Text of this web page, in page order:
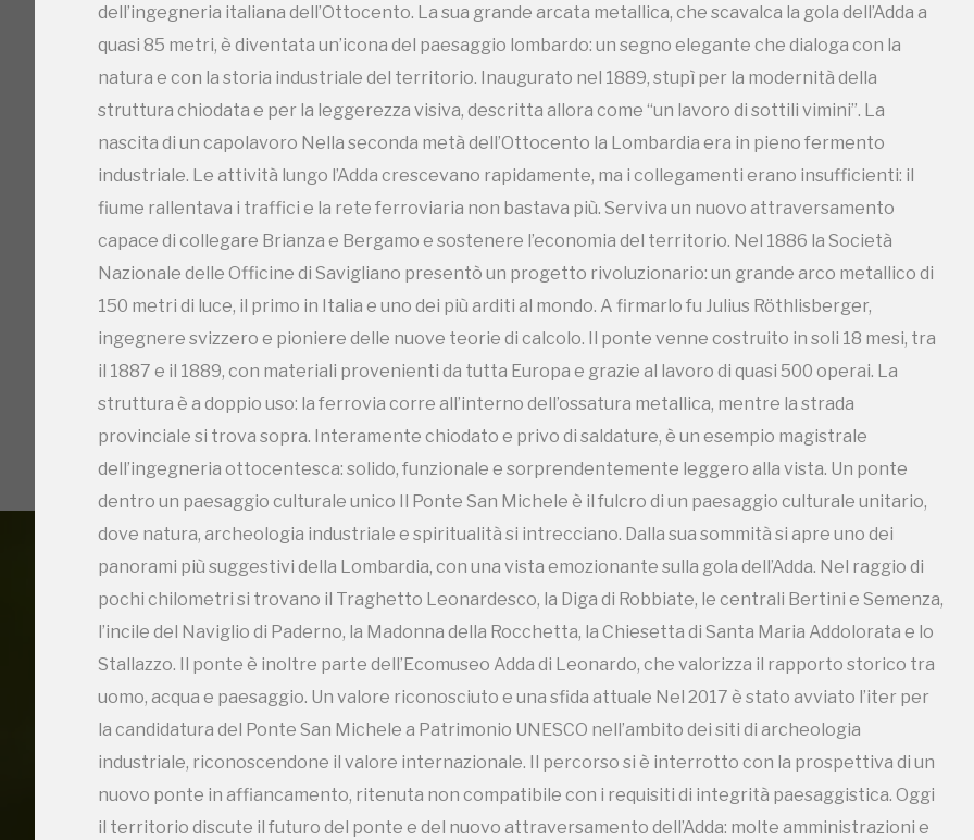
dell’ingegneria italiana dell’Ottocento. La sua grande arcata metallica, che scavalca la gola dell’Adda a
quasi 85 metri, è diventata un’icona del paesaggio lombardo: un segno elegante che dialoga con la
natura e con la storia industriale del territorio. Inaugurato nel 1889, stupì per la modernità della
struttura chiodata e per la leggerezza visiva, descritta allora come “un lavoro di sottili vimini”. La
nascita di un capolavoro Nella seconda metà dell’Ottocento la Lombardia era in pieno fermento
industriale. Le attività lungo l’Adda crescevano rapidamente, ma i collegamenti erano insufficienti: il
fiume rallentava i traffici e la rete ferroviaria non bastava più. Serviva un nuovo attraversamento
capace di collegare Brianza e Bergamo e sostenere l’economia del territorio. Nel 1886 la Società
Nazionale delle Officine di Savigliano presentò un progetto rivoluzionario: un grande arco metallico di
150 metri di luce, il primo in Italia e uno dei più arditi al mondo. A firmarlo fu Julius Röthlisberger,
ingegnere svizzero e pioniere delle nuove teorie di calcolo. Il ponte venne costruito in soli 18 mesi, tra
il 1887 e il 1889, con materiali provenienti da tutta Europa e grazie al lavoro di quasi 500 operai. La
struttura è a doppio uso: la ferrovia corre all’interno dell’ossatura metallica, mentre la strada
provinciale si trova sopra. Interamente chiodato e privo di saldature, è un esempio magistrale
dell’ingegneria ottocentesca: solido, funzionale e sorprendentemente leggero alla vista. Un ponte
dentro un paesaggio culturale unico Il Ponte San Michele è il fulcro di un paesaggio culturale unitario,
dove natura, archeologia industriale e spiritualità si intrecciano. Dalla sua sommità si apre uno dei
panorami più suggestivi della Lombardia, con una vista emozionante sulla gola dell’Adda. Nel raggio di
pochi chilometri si trovano il Traghetto Leonardesco, la Diga di Robbiate, le centrali Bertini e Semenza,
l’incile del Naviglio di Paderno, la Madonna della Rocchetta, la Chiesetta di Santa Maria Addolorata e lo
Stallazzo. Il ponte è inoltre parte dell’Ecomuseo Adda di Leonardo, che valorizza il rapporto storico tra
uomo, acqua e paesaggio. Un valore riconosciuto e una sfida attuale Nel 2017 è stato avviato l’iter per
la candidatura del Ponte San Michele a Patrimonio UNESCO nell’ambito dei siti di archeologia
industriale, riconoscendone il valore internazionale. Il percorso si è interrotto con la prospettiva di un
nuovo ponte in affiancamento, ritenuta non compatibile con i requisiti di integrità paesaggistica. Oggi
il territorio discute il futuro del ponte e del nuovo attraversamento dell’Adda: molte amministrazioni e
I Luoghi del Cuore
Storico campagne in questo luogo
2003, 2004, 2006, 2010, 2012, 2014, 2016, 2018, 2020, 2022, 2024
Registrati alla newsletter
Accedi alle informazioni per te più interessanti, a quelle inerenti i luoghi
eventi organizzati
REGISTRATI